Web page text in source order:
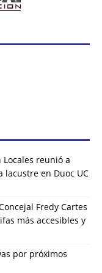
reunió a
lacustre en Duoc UC
Fredy Cartes
más accesibles y
por próximos